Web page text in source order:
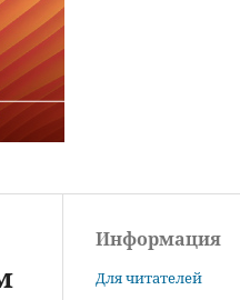
Информация
Для читателей